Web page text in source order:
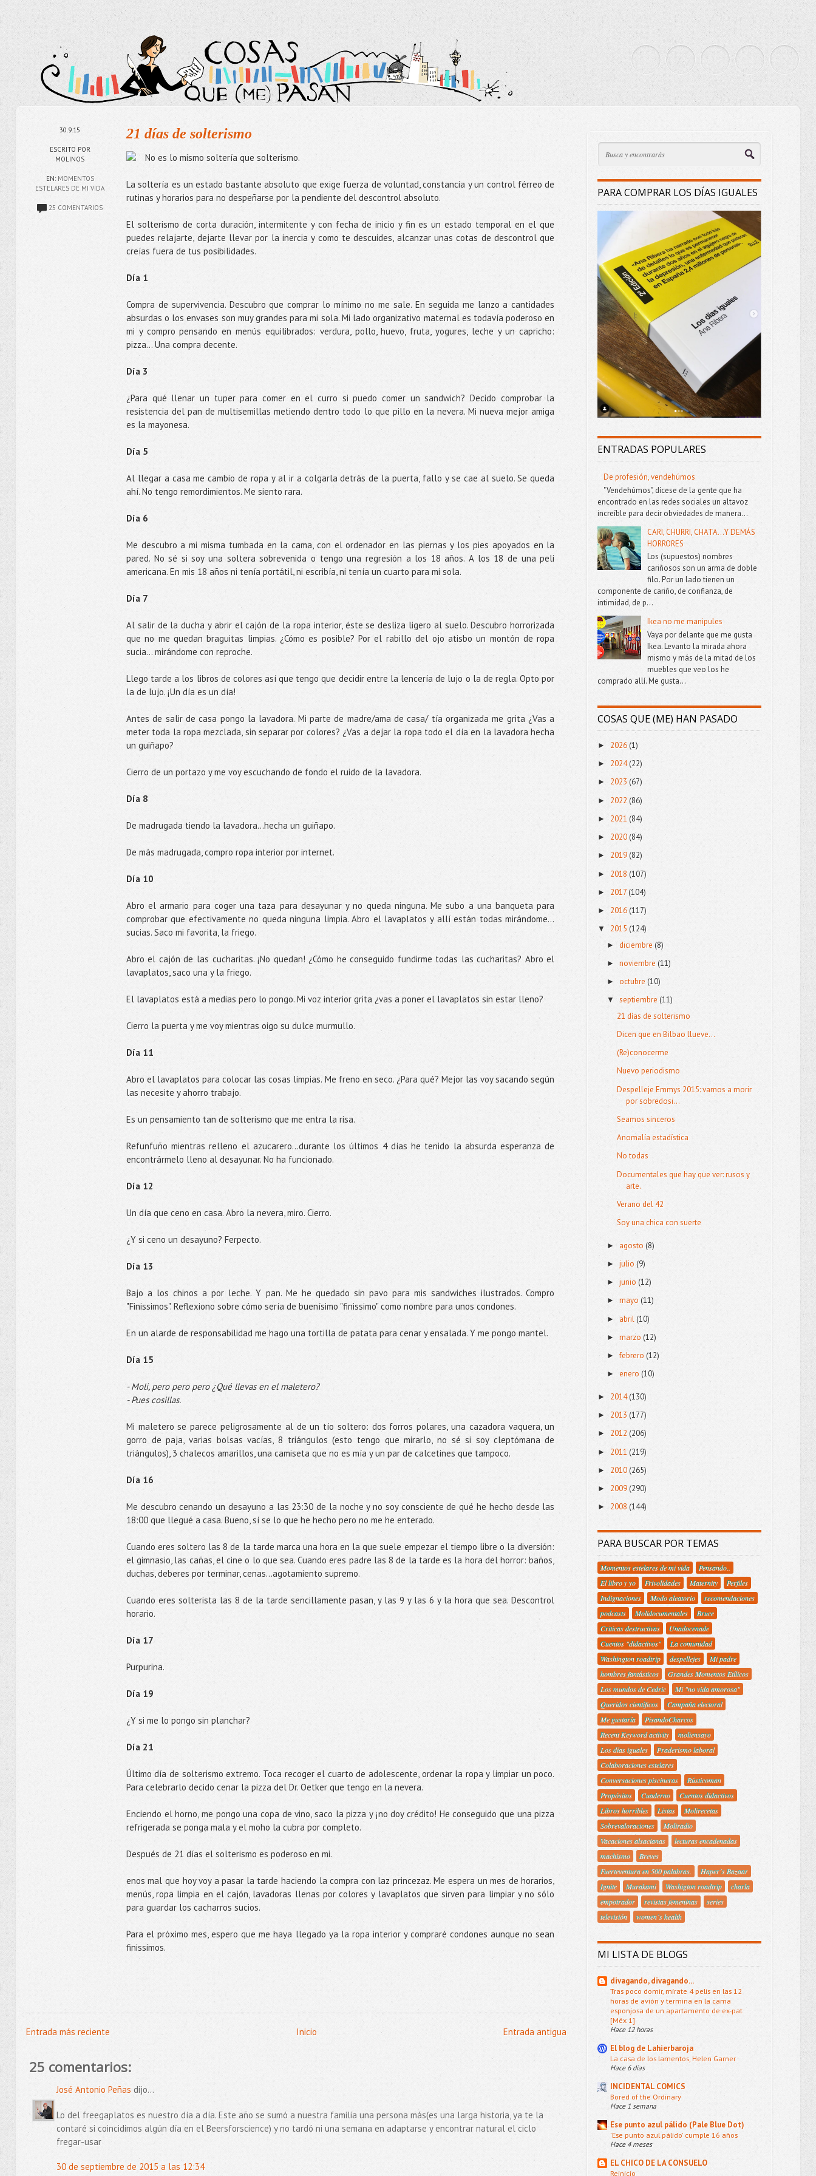
30.9.15
ESCRITO POR
MOLINOS
EN: MOMENTOS
ESTELARES DE MI VIDA
25 COMENTARIOS
21 días de solterismo
No es lo mismo soltería que solterismo.
La soltería es un estado bastante absoluto que exige fuerza de voluntad, constancia y un control férreo de
rutinas y horarios para no despeñarse por la pendiente del descontrol absoluto.
El solterismo de corta duración, intermitente y con fecha de inicio y fin es un estado temporal en el que
puedes relajarte, dejarte llevar por la inercia y como te descuides, alcanzar unas cotas de descontrol que
creías fuera de tus posibilidades.
Día 1
Compra de supervivencia. Descubro que comprar lo mínimo no me sale. En seguida me lanzo a cantidades
absurdas o los envases son muy grandes para mi sola. Mi lado organizativo maternal es todavía poderoso en
mi y compro pensando en menús equilibrados: verdura, pollo, huevo, fruta, yogures, leche y un capricho:
pizza... Una compra decente.
Día 3
¿Para qué llenar un tuper para comer en el curro si puedo comer un sandwich? Decido comprobar la
resistencia del pan de multisemillas metiendo dentro todo lo que pillo en la nevera. Mi nueva mejor amiga
es la mayonesa.
Día 5
Al llegar a casa me cambio de ropa y al ir a colgarla detrás de la puerta, fallo y se cae al suelo. Se queda
ahí. No tengo remordimientos. Me siento rara.
Día 6
Me descubro a mi misma tumbada en la cama, con el ordenador en las piernas y los pies apoyados en la
pared. No sé si soy una soltera sobrevenida o tengo una regresión a los 18 años. A los 18 de una peli
americana. En mis 18 años ni tenía portátil, ni escribía, ni tenía un cuarto para mi sola.
Día 7
Al salir de la ducha y abrir el cajón de la ropa interior, éste se desliza ligero al suelo. Descubro horrorizada
que no me quedan braguitas limpias. ¿Cómo es posible? Por el rabillo del ojo atisbo un montón de ropa
sucia... mirándome con reproche.
Llego tarde a los libros de colores así que tengo que decidir entre la lencería de lujo o la de regla. Opto por
la de lujo. ¡Un día es un día!
Antes de salir de casa pongo la lavadora. Mi parte de madre/ama de casa/ tía organizada me grita ¿Vas a
meter toda la ropa mezclada, sin separar por colores? ¿Vas a dejar la ropa todo el día en la lavadora hecha
un guiñapo?
Cierro de un portazo y me voy escuchando de fondo el ruido de la lavadora.
Día 8
De madrugada tiendo la lavadora...hecha un guiñapo.
De más madrugada, compro ropa interior por internet.
Día 10
Abro el armario para coger una taza para desayunar y no queda ninguna. Me subo a una banqueta para
comprobar que efectivamente no queda ninguna limpia. Abro el lavaplatos y allí están todas mirándome...
sucias. Saco mi favorita, la friego.
Abro el cajón de las cucharitas. ¡No quedan! ¿Cómo he conseguido fundirme todas las cucharitas? Abro el
lavaplatos, saco una y la friego.
El lavaplatos está a medias pero lo pongo. Mi voz interior grita ¿vas a poner el lavaplatos sin estar lleno?
Cierro la puerta y me voy mientras oigo su dulce murmullo.
Día 11
Abro el lavaplatos para colocar las cosas limpias. Me freno en seco. ¿Para qué? Mejor las voy sacando según
las necesite y ahorro trabajo.
Es un pensamiento tan de solterismo que me entra la risa.
Refunfuño mientras relleno el azucarero...durante los últimos 4 días he tenido la absurda esperanza de
encontrármelo lleno al desayunar. No ha funcionado.
Día 12
Un día que ceno en casa. Abro la nevera, miro. Cierro.
¿Y si ceno un desayuno? Ferpecto.
Día 13
Bajo a los chinos a por leche. Y pan. Me he quedado sin pavo para mis sandwiches ilustrados. Compro
"Finissimos". Reflexiono sobre cómo sería de buenísimo "finissimo" como nombre para unos condones.
En un alarde de responsabilidad me hago una tortilla de patata para cenar y ensalada. Y me pongo mantel.
Día 15
- Moli, pero pero pero ¿Qué llevas en el maletero?
- Pues cosillas.
Mi maletero se parece peligrosamente al de un tío soltero: dos forros polares, una cazadora vaquera, un
gorro de paja, varias bolsas vacías, 8 triángulos (esto tengo que mirarlo, no sé si soy cleptómana de
triángulos), 3 chalecos amarillos, una camiseta que no es mía y un par de calcetines que tampoco.
Día 16
Me descubro cenando un desayuno a las 23:30 de la noche y no soy consciente de qué he hecho desde las
18:00 que llegué a casa. Bueno, sí se lo que he hecho pero no me he enterado.
Cuando eres soltero las 8 de la tarde marca una hora en la que suele empezar el tiempo libre o la diversión:
el gimnasio, las cañas, el cine o lo que sea. Cuando eres padre las 8 de la tarde es la hora del horror: baños,
duchas, deberes por terminar, cenas...agotamiento supremo.
Cuando eres solterista las 8 de la tarde sencillamente pasan, y las 9 y las 6 y la hora que sea. Descontrol
horario.
Día 17
Purpurina.
Día 19
¿Y si me lo pongo sin planchar?
Día 21
Último día de solterismo extremo. Toca recoger el cuarto de adolescente, ordenar la ropa y limpiar un poco.
Para celebrarlo decido cenar la pizza del Dr. Oetker que tengo en la nevera.
Enciendo el horno, me pongo una copa de vino, saco la pizza y ¡no doy crédito! He conseguido que una pizza
refrigerada se ponga mala y el moho la cubra por completo.
Después de 21 días el solterismo es poderoso en mi.
enos mal que hoy voy a pasar la tarde haciendo la compra con laz princezaz. Me espera un mes de horarios,
menús, ropa limpia en el cajón, lavadoras llenas por colores y lavaplatos que sirven para limpiar y no sólo
para guardar los cacharros sucios.
Para el próximo mes, espero que me haya llegado ya la ropa interior y compraré condones aunque no sean
finissimos.
Entrada más reciente Entrada antigua
Inicio
25 comentarios:
José Antonio Peñas dijo...
Lo del freegaplatos es nuestro día a día. Este año se sumó a nuestra familia una persona más(es una larga historia, ya te la
contaré si coincidimos algún día en el Beersforscience) y no tardó ni una semana en adaptarse y encontrar natural el ciclo
fregar-usar
30 de septiembre de 2015 a las 12:34
PARA COMPRAR LOS DÍAS IGUALES
ENTRADAS POPULARES
De profesión, vendehúmos
"Vendehúmos", dícese de la gente que ha
encontrado en las redes sociales un altavoz
increíble para decir obviedades de manera...
CARI, CHURRI, CHATA...Y DEMÁS
HORRORES
Los (supuestos) nombres
cariñosos son un arma de doble
filo. Por un lado tienen un
componente de cariño, de confianza, de
intimidad, de p...
Ikea no me manipules
Vaya por delante que me gusta
Ikea. Levanto la mirada ahora
mismo y más de la mitad de los
muebles que veo los he
comprado allí. Me gusta...
COSAS QUE (ME) HAN PASADO
► 2026 (1)
► 2024(22)
► 2023 (67)
► 2022 (86)
► 2021 (84)
► 2020(84)
► 2019(82)
► 2018 (107)
► 2017 (104)
► 2016(117)
▼ 2015 (124)
► diciembre(8)
►noviembre (11)
►octubre (10)
▼septiembre(11)
21 días de solterismo
Dicen que en Bilbao llueve...
(Re)conocerme
Nuevo periodismo
Despelleje Emmys 2015: vamos a morir
por sobredosi...
Seamos sinceros
Anomalía estadística
No todas
Documentales que hay que ver: rusos y
arte.
Verano del 42
Soy una chica con suerte
► agosto(8)
►julio(9)
►junio (12)
►mayo(11)
► abril(10)
►marzo(12)
►febrero (12)
►enero(10)
► 2014(130)
► 2013 (177)
► 2012 (206)
► 2011 (219)
► 2010 (265)
► 2009 (290)
► 2008 (144)
PARA BUSCAR POR TEMAS
Momentos estelares de mi vida
Pensando..
El libro y yo
Frivolidades Maternity
Perfiles
Indignaciones
Modo aleatorio
recomendaciones
podcasts
Molidocumentales
Bruce
Criticas destructivas
Unadocenade
Cuentos "didactivos"
La comunidad
Washington roadtrip
despellejes
Mi padre
hombres fantásticos
Grandes Momentos Etílicos
Los mundos de Cedric
Mi "no vida amorosa"
Queridos científicos
Campaña electoral
Me gustaría
PisandoCharcos
Recent Keyword activity
moliensayo
Los días iguales
Praderismo laboral
Colaboraciones estelares
Conversaciones piscineras
Rústicoman
Propósitos
Cuaderno
Cuentos didactivos
Libros horribles
Listas
Molirecetas
Sobrevaloraciones
Moliradio
Vacaciones alsacianas
lecturas encadenadas
machismo
Breves
Fuerteventura en 500 palabras.
Haper´s Bazaar
Ignite
Murakami Washigton roadtrip
charla
empotrador
revistas femeninas
series
televisión
women´s health
MI LISTA DE BLOGS
divagando, divagando...
Tras poco domir, mírate 4 pelis en las 12
horas de avión y termina en la cama
esponjosa de un apartamento de ex-pat
[Méx 1]
Hace 12 horas
El blog de Lahierbaroja
La casa de los lamentos, Helen Garner
Hace 6 días
INCIDENTAL COMICS
Bored of the Ordinary
Hace 1 semana
Ese punto azul pálido (Pale Blue Dot)
'Ese punto azul pálido' cumple 16 años
Hace 4 meses
EL CHICO DE LA CONSUELO
Reinicio